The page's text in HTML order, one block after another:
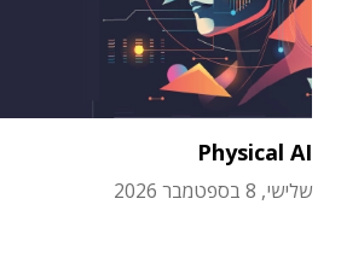
Physical AI
שלישי, 8 בספטמבר 2026